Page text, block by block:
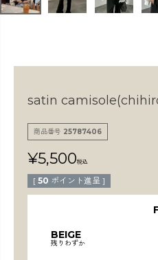
検
satin
商品番号 25787406
¥5,500税込
[ 50 ポイント進呈 ]
BEIGE
残りわずか